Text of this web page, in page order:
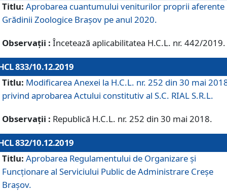
Titlu: Aprobarea cuantumului veniturilor proprii aferente
Grădinii Zoologice Braşov pe anul 2020.
Observații : Încetează aplicabilitatea H.C.L. nr. 442/2019.
833/10.12.2019
Titlu: Modificarea Anexei la H.C.L. nr. 252 din 30 mai
privind aprobarea Actului constitutiv al S.C. RIAL S.R.L.
Observații : Republică H.C.L. nr. 252 din 30 mai 2018.
832/10.12.2019
Titlu: Aprobarea Regulamentului de Organizare și
Funcționare al Serviciului Public de Administrare Creșe
Brașov.